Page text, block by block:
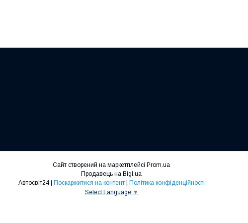
Сайт створений на маркетплейсі Prom.ua
Продавець на Bigl.ua
Автосвіт24 | Поскаржитися на контент | Політика конфіденційності
Select Language ▼